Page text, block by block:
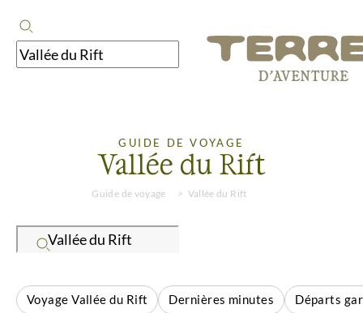
GUIDE DE VOYAGE
Vallée du Rift
Guide de voyage Vallée du Rift
Voyage Vallée du Rift Dernières minutes Départs